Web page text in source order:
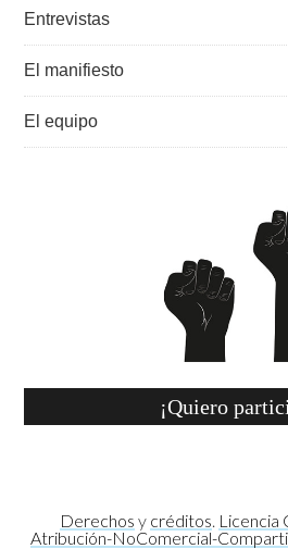
Entrevistas
El manifiesto
El equipo
¡Quiero
Derechos y créditos. Licencia
Atribución-NoComercial-